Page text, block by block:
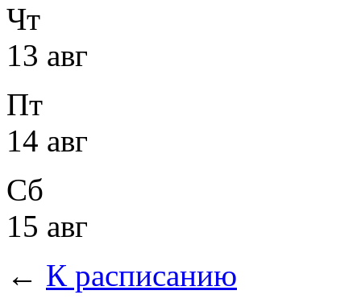
Чт
13 авг
Пт
14 авг
Сб
15 авг
← К расписанию